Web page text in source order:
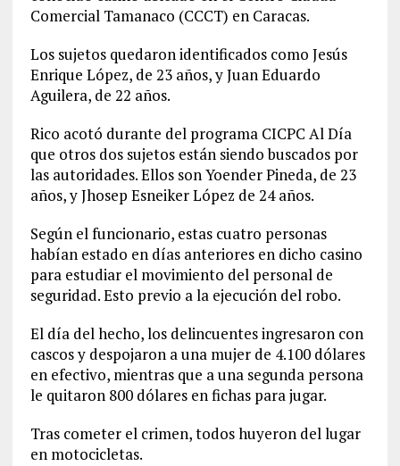
Comercial Tamanaco (CCCT) en Caracas.
Los sujetos quedaron identificados como Jesús
Enrique López, de 23 años, y Juan Eduardo
Aguilera, de 22 años.
Rico acotó durante del programa CICPC Al Día
que otros dos sujetos están siendo buscados por
las autoridades. Ellos son Yoender Pineda, de 23
años, y Jhosep Esneiker López de 24 años.
Según el funcionario, estas cuatro personas
habían estado en días anteriores en dicho casino
para estudiar el movimiento del personal de
seguridad. Esto previo a la ejecución del robo.
El día del hecho, los delincuentes ingresaron con
cascos y despojaron a una mujer de 4.100 dólares
en efectivo, mientras que a una segunda persona
le quitaron 800 dólares en fichas para jugar.
Tras cometer el crimen, todos huyeron del lugar
en motocicletas.